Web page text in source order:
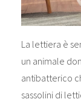
La lettiera è
un animale
antibatterico
sassolini di